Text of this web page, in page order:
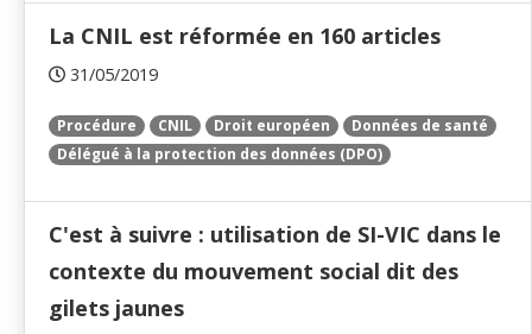
La CNIL est réformée en 160 articles
31/05/2019
Procédure CNIL Droit européen
Données de santé
Délégué à la protection des données (DPO)
C'est à suivre : utilisation de SI-VIC dans le
contexte du mouvement social dit des
gilets jaunes